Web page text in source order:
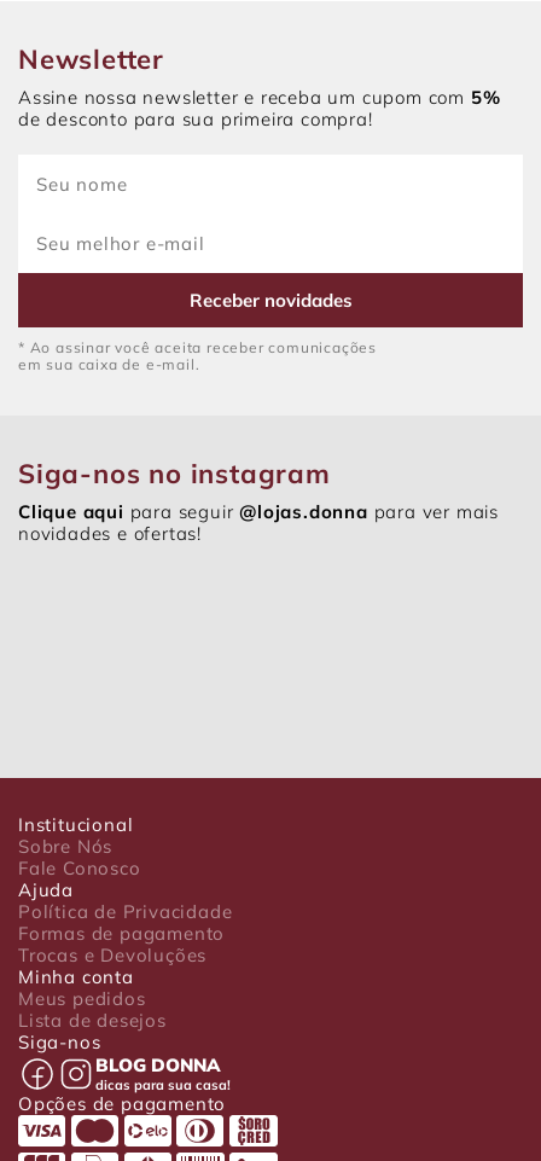
Newsletter
Assine nossa newsletter e receba um cupom com 5%
de desconto para sua primeira compra!
Receber novidades
* Ao assinar você aceita receber comunicações
em sua caixa de e-mail.
Siga-nos no instagram
Clique aqui para seguir@lojas.donna para ver mais
novidades e ofertas!
Institucional
Sobre Nós
Fale Conosco
Ajuda
Política de Privacidade
Formas de pagamento
Trocas e Devoluções
Minha conta
Meus pedidos
Lista de desejos
Siga-nos
BLOG DONNA
dicas para sua casa!
Opções de pagamento